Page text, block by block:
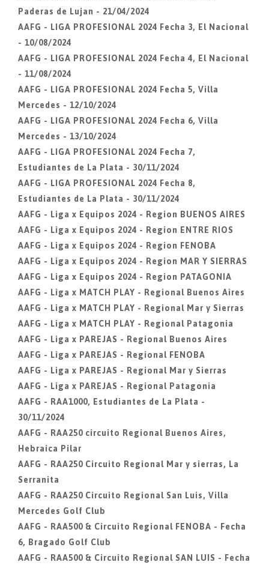
Paderas de Lujan - 21/04/2024
AAFG - LIGA PROFESIONAL 2024 Fecha 3, El Nacional
- 10/08/2024
AAFG - LIGA PROFESIONAL 2024 Fecha 4, El Nacional
- 11/08/2024
AAFG - LIGA PROFESIONAL 2024 Fecha 5, Villa
Mercedes - 12/10/2024
AAFG - LIGA PROFESIONAL 2024 Fecha 6, Villa
Mercedes - 13/10/2024
AAFG - LIGA PROFESIONAL 2024 Fecha 7,
Estudiantes de La Plata - 30/11/2024
AAFG - LIGA PROFESIONAL 2024 Fecha 8,
Estudiantes de La Plata - 30/11/2024
AAFG - Liga x Equipos 2024 - Region BUENOS AIRES
AAFG - Liga x Equipos 2024 - Region ENTRE RIOS
AAFG - Liga x Equipos 2024 - Region FENOBA
AAFG - Liga x Equipos 2024 - Region MAR Y SIERRAS
AAFG - Liga x Equipos 2024 - Region PATAGONIA
AAFG - Liga x MATCH PLAY - Regional Buenos Aires
AAFG - Liga x MATCH PLAY - Regional Mar y Sierras
AAFG - Liga x MATCH PLAY - Regional Patagonia
AAFG - Liga x PAREJAS - Regional Buenos Aires
AAFG - Liga x PAREJAS - Regional FENOBA
AAFG - Liga x PAREJAS - Regional Mar y Sierras
AAFG - Liga x PAREJAS - Regional Patagonia
AAFG - RAA1000, Estudiantes de La Plata -
30/11/2024
AAFG - RAA250 circuito Regional Buenos Aires,
Hebraica Pilar
AAFG - RAA250 Circuito Regional Mar y sierras, La
Serranita
AAFG - RAA250 Circuito Regional San Luis, Villa
Mercedes Golf Club
AAFG - RAA500 & Circuito Regional FENOBA - Fecha
6, Bragado Golf Club
AAFG - RAA500 & Circuito Regional SAN LUIS - Fecha